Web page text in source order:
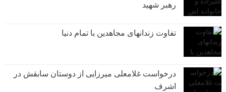
رهبر شهید
تفاوت زندانهای مجاهدین با تمام دنیا
درخواست غلامعلی میرزایی از دوستان سابقش در
اشرف